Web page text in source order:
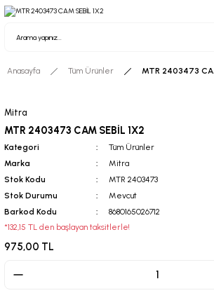
Anasayfa Tüm Ürünler MTR 2403473
Mitra
MTR 2403473 CAM SEBİL 1X2
Kategori
Tüm Ürünler
Marka
Mitra
Stok Kodu
MTR 2403473
Stok Durumu
Mevcut
Barkod Kodu
8680165026712
*132,15 TL den başlayan taksitlerle!
975,00 TL